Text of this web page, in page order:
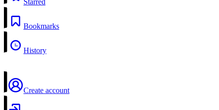
Starred
Bookmarks
History
Create account